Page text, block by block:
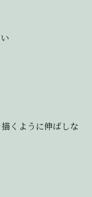
くように伸ばしな